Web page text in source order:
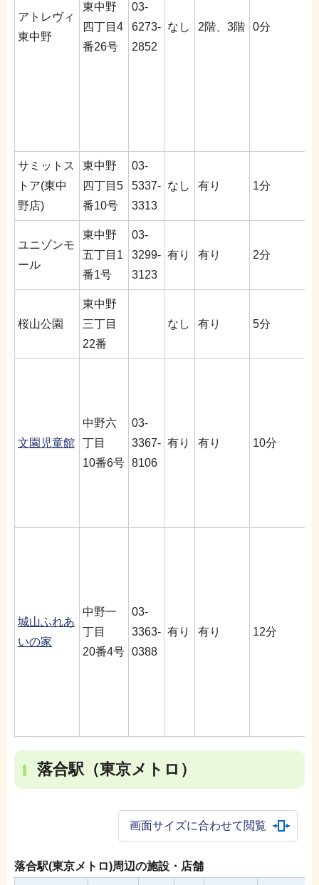
アトレヴィ
東中野
東中野
四丁目4
番26号
03-
6273-
2852
なし 2階、3階 0分
サミットス
トア(東中
野店)
東中野
四丁目5
番10号
03-
5337-
3313
なし 有り 1分
ユニゾンモ
ール
東中野
五丁目1
番1号
03-
3299-
3123
有り 有り 2分
桜山公園
東中野
三丁目
22番
なし 有り 5分
文園児童館
中野六
丁目
10番6号
03-
3367-
8106
有り 有り 10分
城山ふれあ
いの家
中野一
丁目
20番4号
03-
3363-
0388
有り 有り 12分
落合駅（東京メトロ）
画面サイズに合わせて閲覧
落合駅(東京メトロ)周辺の施設・店舗